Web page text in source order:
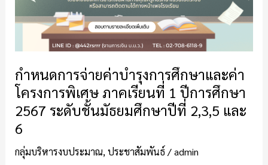
กำหนดการจ่ายค่าบำรุงการศึกษาและค่า
โครงการพิเศษ ภาคเรียนที่ 1 ปีการศึกษา
2567 ระดับชั้นมัธยมศึกษาปีที่ 2,3,5 และ
6
กลุ่มบริหารงบประมาณ, ประชาสัมพันธ์/admin
เรียน
1
ปี
การ
ศึกษา
2567
ระดับ
มัธยมศึกษา